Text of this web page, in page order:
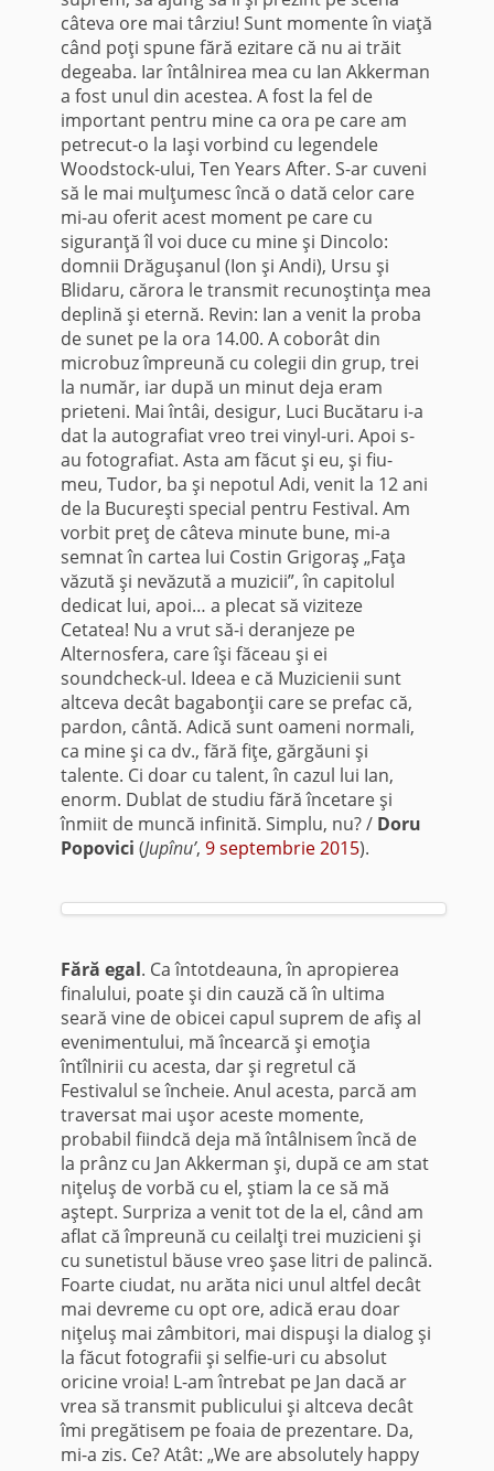
câteva ore mai târziu! Sunt momente în viaţă
când poţi spune fără ezitare că nu ai trăit
degeaba. Iar întâlnirea mea cu Ian Akkerman
a fost unul din acestea. A fost la fel de
important pentru mine ca ora pe care am
petrecut-o la Iaşi vorbind cu legendele
Woodstock-ului, Ten Years After. S-ar cuveni
să le mai mulţumesc încă o dată celor care
mi-au oferit acest moment pe care cu
siguranţă îl voi duce cu mine şi Dincolo:
domnii Drăguşanul (Ion şi Andi), Ursu şi
Blidaru, cărora le transmit recunoştinţa mea
deplină şi eternă. Revin: Ian a venit la proba
de sunet pe la ora 14.00. A coborât din
microbuz împreună cu colegii din grup, trei
la număr, iar după un minut deja eram
prieteni. Mai întâi, desigur, Luci Bucătaru i-a
dat la autografiat vreo trei vinyl-uri. Apoi s-
au fotografiat. Asta am făcut şi eu, şi fiu-
meu, Tudor, ba şi nepotul Adi, venit la 12 ani
de la Bucureşti special pentru Festival. Am
vorbit preţ de câteva minute bune, mi-a
semnat în cartea lui Costin Grigoraş „Faţa
văzută şi nevăzută a muzicii”, în capitolul
dedicat lui, apoi… a plecat să viziteze
Cetatea! Nu a vrut să-i deranjeze pe
Alternosfera, care îşi făceau şi ei
soundcheck-ul. Ideea e că Muzicienii sunt
altceva decât bagabonţii care se prefac că,
pardon, cântă. Adică sunt oameni normali,
ca mine şi ca dv., fără fiţe, gărgăuni şi
talente. Ci doar cu talent, în cazul lui Ian,
enorm. Dublat de studiu fără încetare şi
înmiit de muncă infinită. Simplu, nu? / Doru
Popovici (Jupînu’, 9 septembrie 2015).
Fără egal. Ca întotdeauna, în apropierea
finalului, poate şi din cauză că în ultima
seară vine de obicei capul suprem de afiş al
evenimentului, mă încearcă şi emoţia
întîlnirii cu acesta, dar şi regretul că
Festivalul se încheie. Anul acesta, parcă am
traversat mai uşor aceste momente,
probabil fiindcă deja mă întâlnisem încă de
la prânz cu Jan Akkerman şi, după ce am stat
niţeluş de vorbă cu el, ştiam la ce să mă
aştept. Surpriza a venit tot de la el, când am
aflat că împreună cu ceilalţi trei muzicieni şi
cu sunetistul băuse vreo şase litri de palincă.
Foarte ciudat, nu arăta nici unul altfel decât
mai devreme cu opt ore, adică erau doar
niţeluş mai zâmbitori, mai dispuşi la dialog şi
la făcut fotografii şi selfie-uri cu absolut
oricine vroia! L-am întrebat pe Jan dacă ar
vrea să transmit publicului şi altceva decât
îmi pregătisem pe foaia de prezentare. Da,
mi-a zis. Ce? Atât: „We are absolutely happy